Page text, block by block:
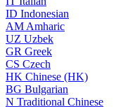
ID Indonesian
AM Amharic
UZ Uzbek
GR Greek
CS Czech
HK Chinese (HK)
BG Bulgarian
N Traditional Chinese